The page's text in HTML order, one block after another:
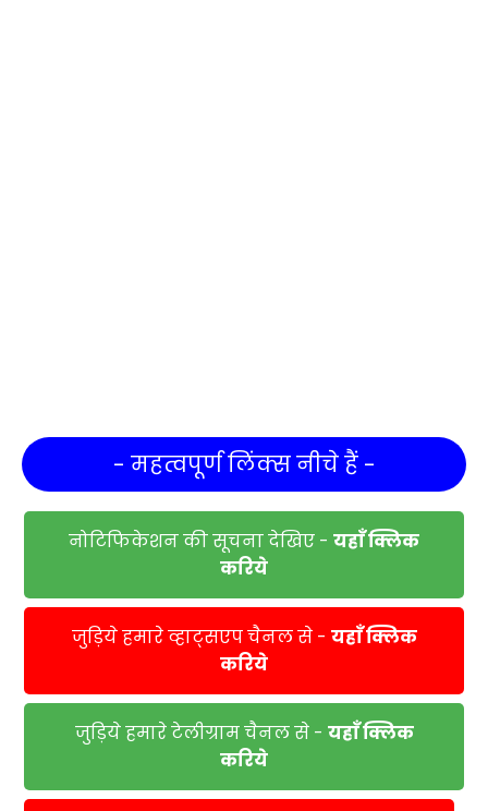
- महत्वपूर्ण लिंक्स नीचे हैं -
नोटिफिकेशन की सूचना देखिए - यहाँ क्लिक
करिये
जुड़िये हमारे व्हाट्सएप चैनल से - यहाँ क्लिक
करिये
जुड़िये हमारे टेलीग्राम चैनल से - यहाँ क्लिक
करिये